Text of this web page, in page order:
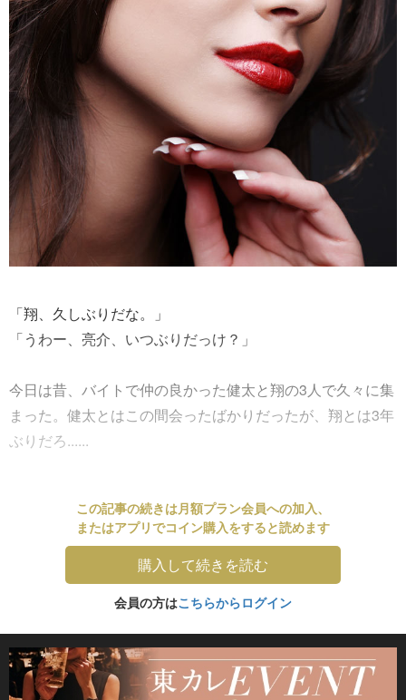
「翔、久しぶりだな。」
「うわー、亮介、いつぶりだっけ？」
今日は昔、バイトで仲の良かった健太と翔の3人で久々に集
まった。健太とはこの間会ったばかりだったが、翔とは3年
ぶりだろ......
この記事の続きは月額プラン会員への加入、
またはアプリでコイン購入をすると読めます
購入して続きを読む
会員の方はこちらからログイン